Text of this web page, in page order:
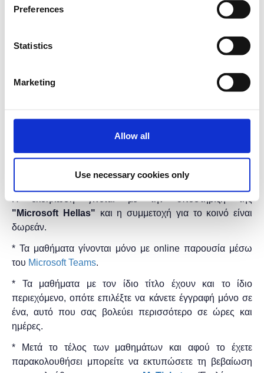
Preferences
Statistics
Marketing
Allow all
Use necessary cookies only
Επεξεργασία και μορφοποίηση.
έχουν βασική εξοικείωση με τους υπολογιστές και
αν δεν έχουν email σε λογαριασμό microsoft να
δημιουργήσουν πριν την έναρξη του
μαθήματος, καθώς θα χρειαστεί να τον
παρακολούθηση του σεμιναρίου και η δεύτερη για
την πρακτική εξάσκηση των συμμετεχόντων.
Διάρκεια προγράμματος:2 ώρες.
Η εκδήλωση γίνεταιμε την υποστήριξη της
" Microsoft Hellas" και η συμμετοχή για το κοινό είναι
δωρεάν.
* Τα μαθήματα γίνονται μόνο με online παρουσία μέσω
του Microsoft Teams.
* Τα μαθήματα με τον ίδιο τίτλο έχουν και το ίδιο
περιεχόμενο, οπότε επιλέξτε να κάνετε έγγραφή μόνο σε
ένα, αυτό που σας βολεύει περισσότερο σε ώρες και
ημέρες.
* Μετά το τέλος των μαθημάτων και αφού το έχετε
παρακολουθήσει μπορείτε να εκτυπώσετε τη βεβαίωση